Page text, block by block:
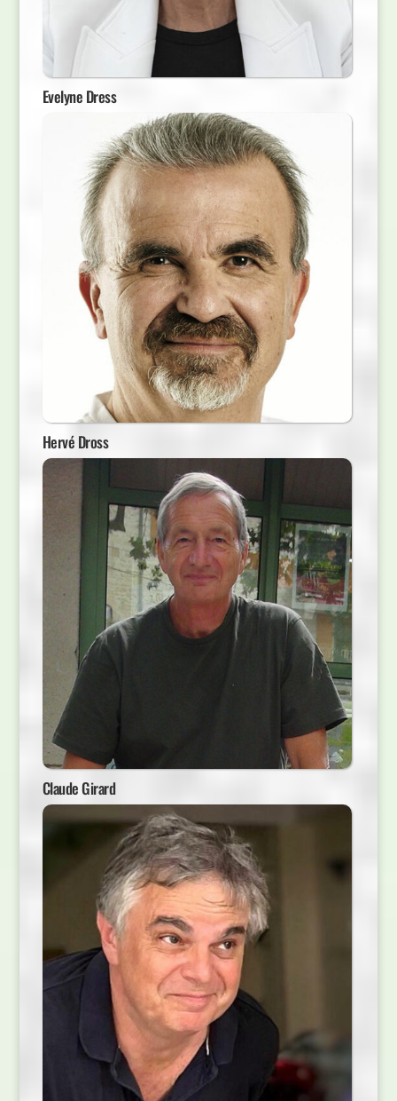
Evelyne Dress
Hervé Dross
Claude Girard